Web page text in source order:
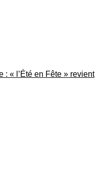
: « l’Été en Fête » revient